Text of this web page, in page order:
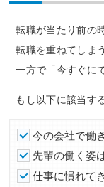
転職が当たり前の
転職を重ねてしま
一方で「今すぐに
もし以下に該当す
今の会社で働
先輩の働く姿
仕事に慣れて